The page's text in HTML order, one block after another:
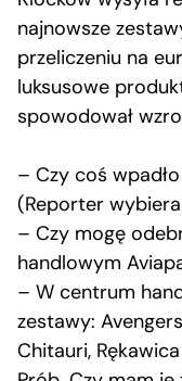
najnowsze
przeliczeniu na
luksusowe
spowodował
– Czy coś
(Reporter
– Czy mogę
handlowym
– W centrum
zestawy:
Chitauri,